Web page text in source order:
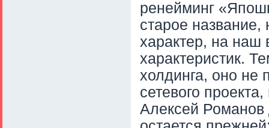
ренейминг
старое название,
характер, на наш
характеристик.
холдинга, оно не
сетевого
Алексей Романов